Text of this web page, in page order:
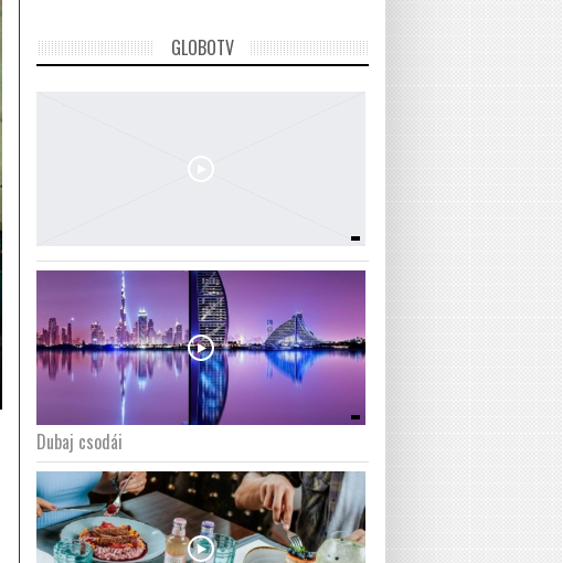
GLOBOTV
Dubaj csodái